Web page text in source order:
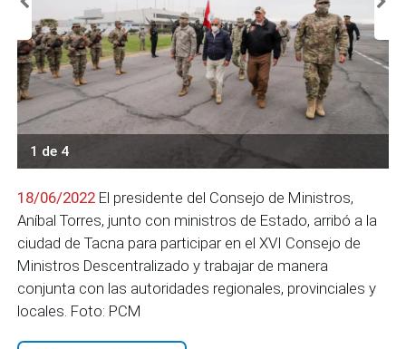
1 de 4
18/06/2022 El presidente del Consejo de Ministros,
Aníbal Torres, junto con ministros de Estado, arribó a la
ciudad de Tacna para participar en el XVI Consejo de
Ministros Descentralizado y trabajar de manera
conjunta con las autoridades regionales, provinciales y
locales. Foto: PCM